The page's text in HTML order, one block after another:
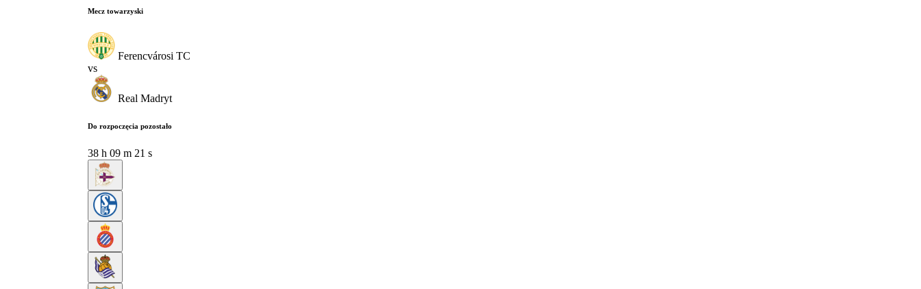
Mecz towarzyski
Ferencvárosi TC
vs
Real Madryt
Do rozpoczęcia pozostało
38 h 09 m 21 s